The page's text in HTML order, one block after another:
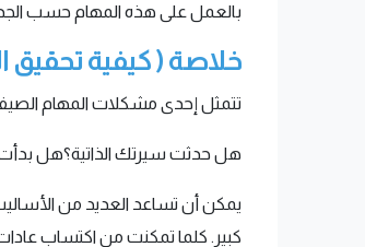
بالعمل على هذه المهام حسب
خلاصة ( كيفية تحقيق
تتمثل إحدى مشكلات المهام
هل حدثت سيرتك الذاتية؟هل بدأت
يمكن أن تساعد العديد من
كبير. كلما تمكنت من اكتساب